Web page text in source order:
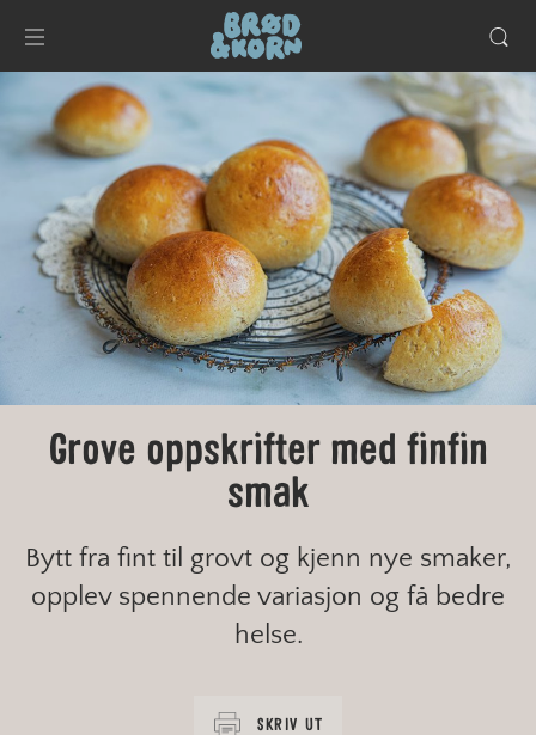
Grove oppskrifter med finfin
smak
Bytt fra fint til grovt og kjenn nye smaker,
opplev spennende variasjon og få bedre
helse.
SKRIV UT